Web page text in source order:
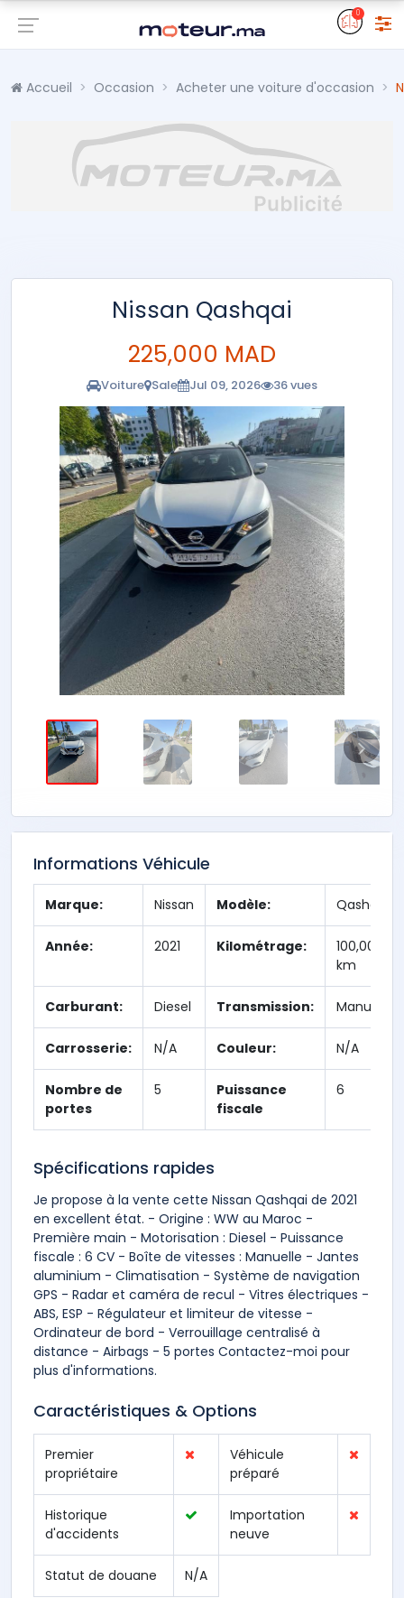
0
Accueil Occasion Acheter une voiture d'occasion
Nissan Qashqai
225,000 MAD
Voiture Sale Jul 09, 2026 36 vues
Informations Véhicule
Marque: Nissan Modèle: Qashqai
Année: 2021 Kilométrage:
100,000
km
Carburant: Diesel Transmission: Manuelle
Carrosserie: N/A Couleur: N/A
Nombre de
portes
5
Puissance
fiscale
6
Spécifications rapides
Je propose à la vente cette Nissan Qashqai de 2021
en excellent état. - Origine : WW au Maroc -
Première main - Motorisation : Diesel - Puissance
fiscale : 6 CV - Boîte de vitesses : Manuelle - Jantes
aluminium - Climatisation - Système de navigation
GPS - Radar et caméra de recul - Vitres électriques -
ABS, ESP - Régulateur et limiteur de vitesse -
Ordinateur de bord - Verrouillage centralisé à
distance - Airbags - 5 portes Contactez-moi pour
plus d'informations.
Caractéristiques & Options
Premier
propriétaire
Véhicule
préparé
Historique
d'accidents
Importation
neuve
Statut de douane N/A